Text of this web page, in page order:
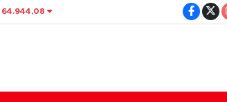
64.944,08